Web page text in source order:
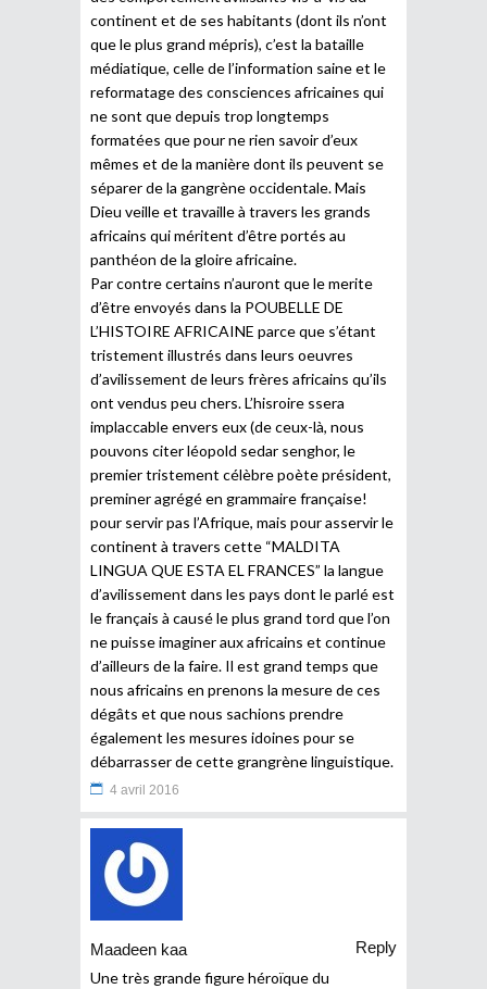
continent et de ses habitants (dont ils n’ont
que le plus grand mépris), c’est la bataille
médiatique, celle de l’information saine et le
reformatage des consciences africaines qui
ne sont que depuis trop longtemps
formatées que pour ne rien savoir d’eux
mêmes et de la manière dont ils peuvent se
séparer de la gangrène occidentale. Mais
Dieu veille et travaille à travers les grands
africains qui méritent d’être portés au
panthéon de la gloire africaine.
Par contre certains n’auront que le merite
d’être envoyés dans la POUBELLE DE
L’HISTOIRE AFRICAINE parce que s’étant
tristement illustrés dans leurs oeuvres
d’avilissement de leurs frères africains qu’ils
ont vendus peu chers. L’hisroire ssera
implaccable envers eux (de ceux-là, nous
pouvons citer léopold sedar senghor, le
premier tristement célèbre poète président,
preminer agrégé en grammaire française!
pour servir pas l’Afrique, mais pour asservir le
continent à travers cette “MALDITA
LINGUA QUE ESTA EL FRANCES” la langue
d’avilissement dans les pays dont le parlé est
le français à causé le plus grand tord que l’on
ne puisse imaginer aux africains et continue
d’ailleurs de la faire. Il est grand temps que
nous africains en prenons la mesure de ces
dégâts et que nous sachions prendre
également les mesures idoines pour se
débarrasser de cette grangrène linguistique.
4 avril 2016
Maadeen kaa
Reply
Une très grande figure héroïque du